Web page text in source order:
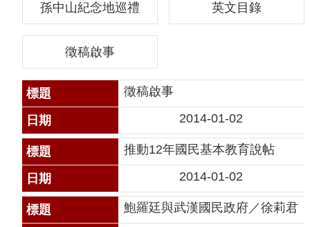
明
彙
表
網
孫中山紀念地巡禮 英文目錄
徵稿啟事
徵稿啟事
2014-01-02
推動12年國民基本教育說帖
2014-01-02
鮑羅廷與武漢國民政府／徐莉君